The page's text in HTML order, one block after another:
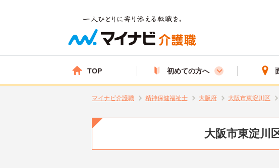
TOP 初めての方へ
マイナビ介護職 精神保健福祉士 大阪府 大阪市東淀川区
大阪市東淀川